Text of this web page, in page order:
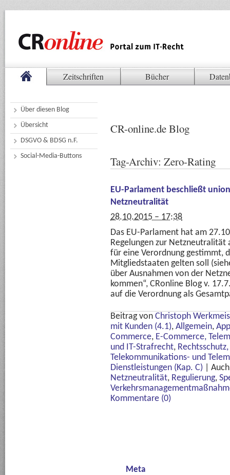
Zeitschriften Bücher
Über diesen Blog
Übersicht
DSGVO & BDSG n.F.
Social-Media-Buttons
CR-online.de Blog
Tag-Archiv: Zero-Rating
EU-Parlament beschließt
Netzneutralität
28.10.2015 – 17:38
Das EU-Parlament hat am
Regelungen zur
für eine Verordnung gestimmt,
Mitgliedstaaten gelten soll
über Ausnahmen von der
kommen“, CRonline Blog v.
auf die Verordnung als
Beitrag von Christoph
mit Kunden (4.1), Allgemein,
Commerce, E-Commerce,
und IT-Strafrecht,
Telekommunikations- und
Dienstleistungen (Kap. C)
Netzneutralität, Regulierung,
Kommentare (0)
Meta